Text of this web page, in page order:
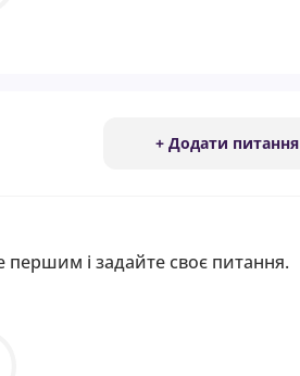
+ Додати питання
і задайте своє питання.